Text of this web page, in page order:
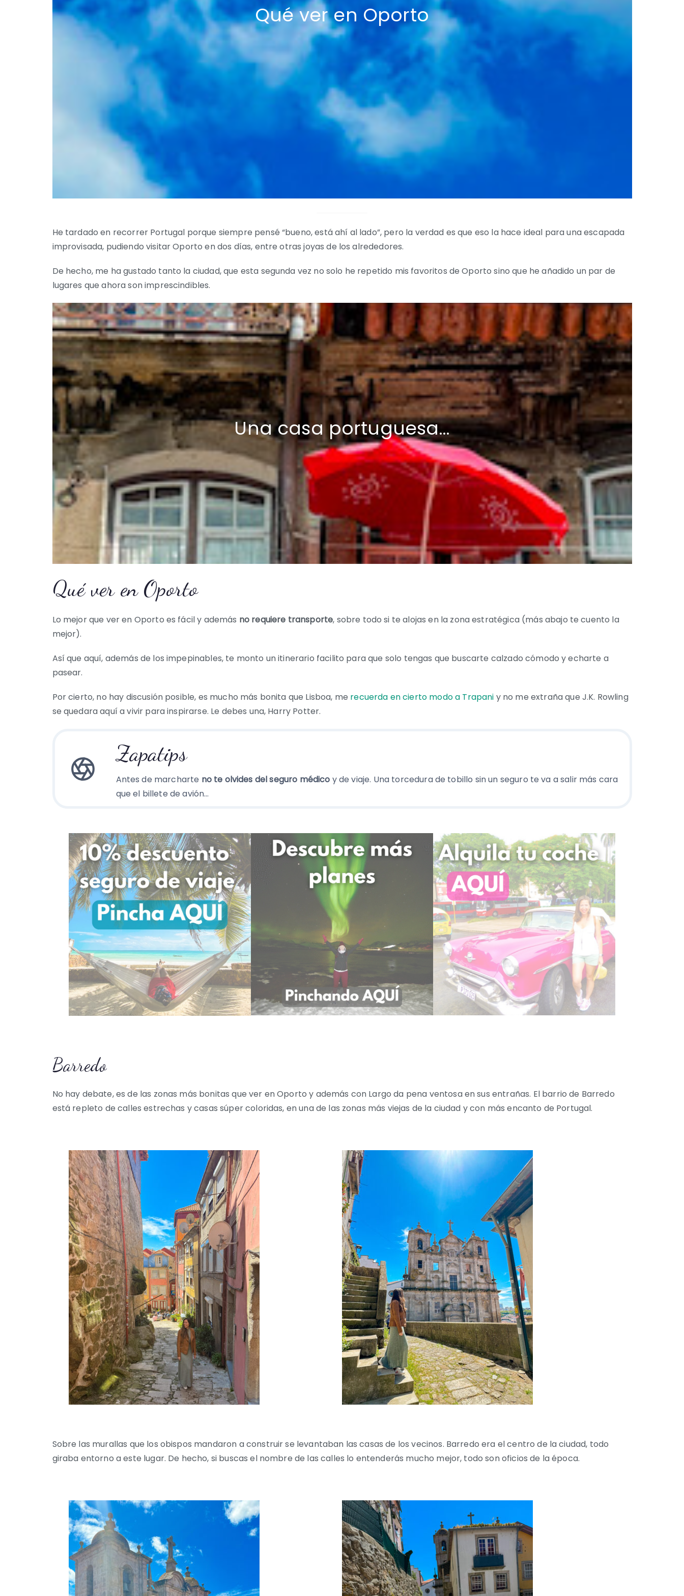
Qué ver en Oporto
He tardado en recorrer Portugal porque siempre pensé “bueno, está ahí al lado”, pero la verdad es que eso la hace ideal para una escapada
improvisada, pudiendo visitar Oporto en dos días, entre otras joyas de los alrededores.
De hecho, me ha gustado tanto la ciudad, que esta segunda vez no solo he repetido mis favoritos de Oporto sino que he añadido un par de
lugares que ahora son imprescindibles.
Una casa portuguesa…
Qué ver en Oporto
Lo mejor que ver en Oporto es fácil y además no requiere transporte, sobre todo si te alojas en la zona estratégica (más abajo te cuento la
mejor).
Así que aquí, además de los impepinables, te monto un itinerario facilito para que solo tengas que buscarte calzado cómodo y echarte a
pasear.
Por cierto, no hay discusión posible, es mucho más bonita que Lisboa, me recuerda en cierto modo a Trapani y no me extraña que J.K. Rowling
se quedara aquí a vivir para inspirarse. Le debes una, Harry Potter.
Zapatips
Antes de marcharte no te olvides del seguro médico y de viaje. Una torcedura de tobillo sin un seguro te va a salir más cara
que el billete de avión…
Barredo
No hay debate, es de las zonas más bonitas que ver en Oporto y además con Largo da pena ventosa en sus entrañas. El barrio de Barredo
está repleto de calles estrechas y casas súper coloridas, en una de las zonas más viejas de la ciudad y con más encanto de Portugal.
Sobre las murallas que los obispos mandaron a construir se levantaban las casas de los vecinos. Barredo era el centro de la ciudad, todo
giraba entorno a este lugar. De hecho, si buscas el nombre de las calles lo entenderás mucho mejor, todo son oficios de la época.